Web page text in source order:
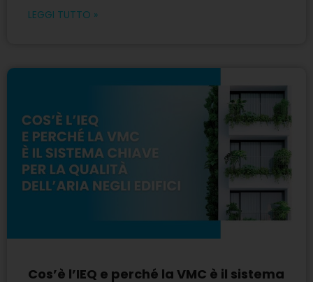
LEGGI TUTTO »
Cos’è l’IEQ e perché la VMC è il sistema